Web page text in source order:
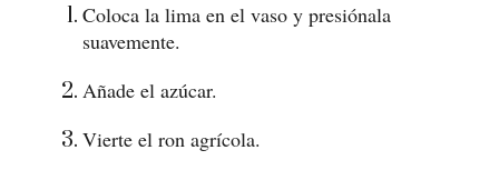
Coloca la lima en el vaso y presiónala
suavemente.
Añade el azúcar.
Vierte el ron agrícola.